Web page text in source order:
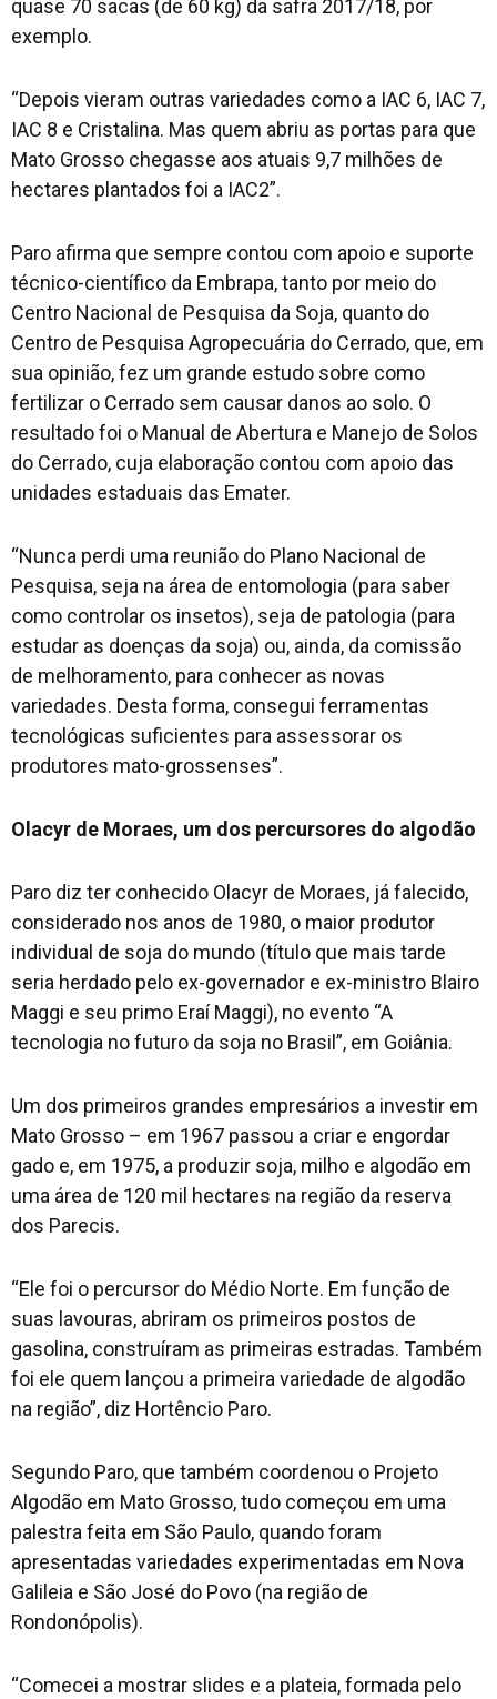
quase 70 sacas (de 60 kg) da safra 2017/18, por
exemplo.
“Depois vieram outras variedades como a IAC 6, IAC 7,
IAC 8 e Cristalina. Mas quem abriu as portas para que
Mato Grosso chegasse aos atuais 9,7 milhões de
hectares plantados foi a IAC2”.
Paro afirma que sempre contou com apoio e suporte
técnico-científico da Embrapa, tanto por meio do
Centro Nacional de Pesquisa da Soja, quanto do
Centro de Pesquisa Agropecuária do Cerrado, que, em
sua opinião, fez um grande estudo sobre como
fertilizar o Cerrado sem causar danos ao solo. O
resultado foi o Manual de Abertura e Manejo de Solos
do Cerrado, cuja elaboração contou com apoio das
unidades estaduais das Emater.
“Nunca perdi uma reunião do Plano Nacional de
Pesquisa, seja na área de entomologia (para saber
como controlar os insetos), seja de patologia (para
estudar as doenças da soja) ou, ainda, da comissão
de melhoramento, para conhecer as novas
variedades. Desta forma, consegui ferramentas
tecnológicas suficientes para assessorar os
produtores mato-grossenses”.
Olacyr de Moraes, um dos percursores do algodão
Paro diz ter conhecido Olacyr de Moraes, já falecido,
considerado nos anos de 1980, o maior produtor
individual de soja do mundo (título que mais tarde
seria herdado pelo ex-governador e ex-ministro Blairo
Maggi e seu primo Eraí Maggi), no evento “A
tecnologia no futuro da soja no Brasil”, em Goiânia.
Um dos primeiros grandes empresários a investir em
Mato Grosso – em 1967 passou a criar e engordar
gado e, em 1975, a produzir soja, milho e algodão em
uma área de 120 mil hectares na região da reserva
dos Parecis.
“Ele foi o percursor do Médio Norte. Em função de
suas lavouras, abriram os primeiros postos de
gasolina, construíram as primeiras estradas. Também
foi ele quem lançou a primeira variedade de algodão
na região”, diz Hortêncio Paro.
Segundo Paro, que também coordenou o Projeto
Algodão em Mato Grosso, tudo começou em uma
palestra feita em São Paulo, quando foram
apresentadas variedades experimentadas em Nova
Galileia e São José do Povo (na região de
Rondonópolis).
“Comecei a mostrar slides e a plateia, formada pelo